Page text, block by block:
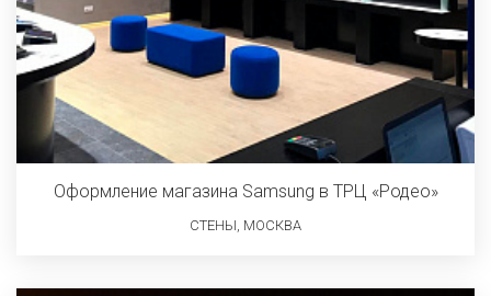
Оформление магазина Samsung в ТРЦ «Родео»
СТЕНЫ, МОСКВА